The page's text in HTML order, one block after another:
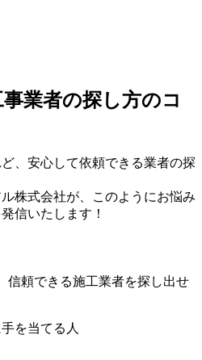
業者の探し方のコ
、安心して依頼できる業者の探
株式会社が、このようにお悩み
信いたします！
信頼できる施工業者を探し出せ